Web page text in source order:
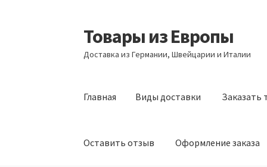
Перейти
к
навигации
Перейти
к
содержимому
Товары из Европы
Доставка из Германии, Швейцарии и Италии
Главная Виды доставки Заказать
Оставить отзыв Оформление заказа